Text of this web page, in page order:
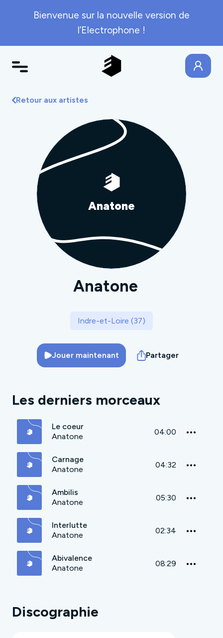
Bienvenue sur la nouvelle version de
l’Electrophone !
Retour aux artistes
Anatone
Anatone
Indre-et-Loire (37)
Jouer maintenant Partager
Les derniers morceaux
Le coeur
Anatone
04:00
Carnage
Anatone
04:32
Ambilis
Anatone
05:30
Interlutte
Anatone
02:34
Abivalence
Anatone
08:29
Discographie